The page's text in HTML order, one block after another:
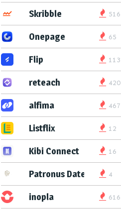
Skribble 516
Onepage 65
Flip 113
reteach 420
alfima 467
Listflix 12
Kibi Connect 16
Patronus Datenservice
4
inopla 616